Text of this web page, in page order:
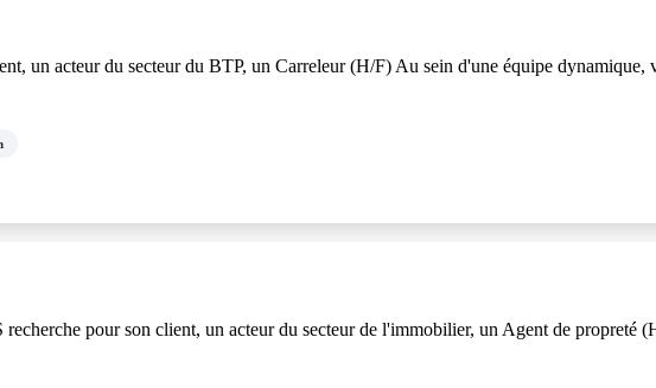
un acteur du secteur du BTP, un Carreleur (H/F) Au sein d'une équipe dynamique,
pour son client, un acteur du secteur de l'immobilier, un Agent de propreté